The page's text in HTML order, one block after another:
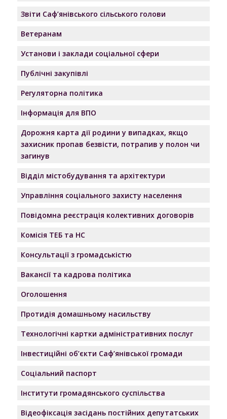
Звіти Саф’янівського сільського голови
Ветеранам
Установи і заклади соціальної сфери
Публічні закупівлі
Регуляторна політика
Інформація для ВПО
Дорожня карта дії родини у випадках, якщо
захисник пропав безвісти, потрапив у полон чи
загинув
Відділ містобудування та архітектури
Управління соціального захисту населення
Повідомна реєстрація колективних договорів
Комісія ТЕБ та НС
Консультації з громадськістю
Вакансії та кадрова політика
Оголошення
Протидія домашньому насильству
Технологічні картки адміністративних послуг
Інвестиційні об’єкти Саф’янівської громади
Соціальний паспорт
Інститути громадянського суспільства
Відеофіксація засідань постійних депутатських